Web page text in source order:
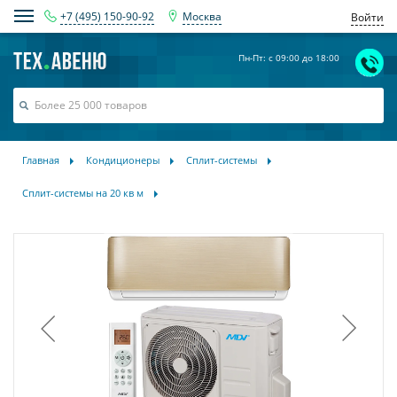
+7 (495) 150-90-92 Москва Войти
Пн-Пт: с 09:00 до 18:00
Главная Кондиционеры Сплит-системы
Сплит-системы на 20 кв м